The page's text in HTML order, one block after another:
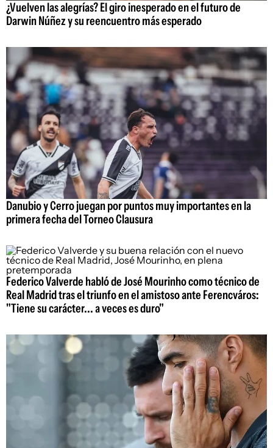
¿Vuelven las alegrías? El giro inesperado en el futuro de
Darwin Núñez y su reencuentro más esperado
Danubio y Cerro juegan por puntos muy importantes en la
primera fecha del Torneo Clausura
Federico Valverde habló de José Mourinho como técnico de
Real Madrid tras el triunfo en el amistoso ante Ferencváros:
"Tiene su carácter... a veces es duro"